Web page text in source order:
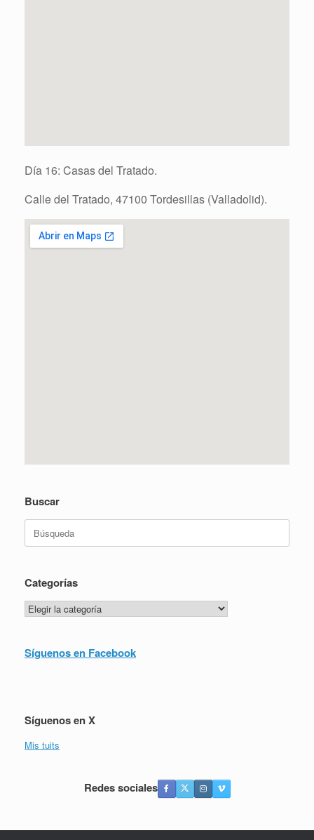
Día 16: Casas del Tratado.
Calle del Tratado, 47100 Tordesillas (Valladolid).
Buscar
Buscar:
Categorías
Categorías
Síguenos en Facebook
Síguenos en X
Mis tuits
Redes sociales